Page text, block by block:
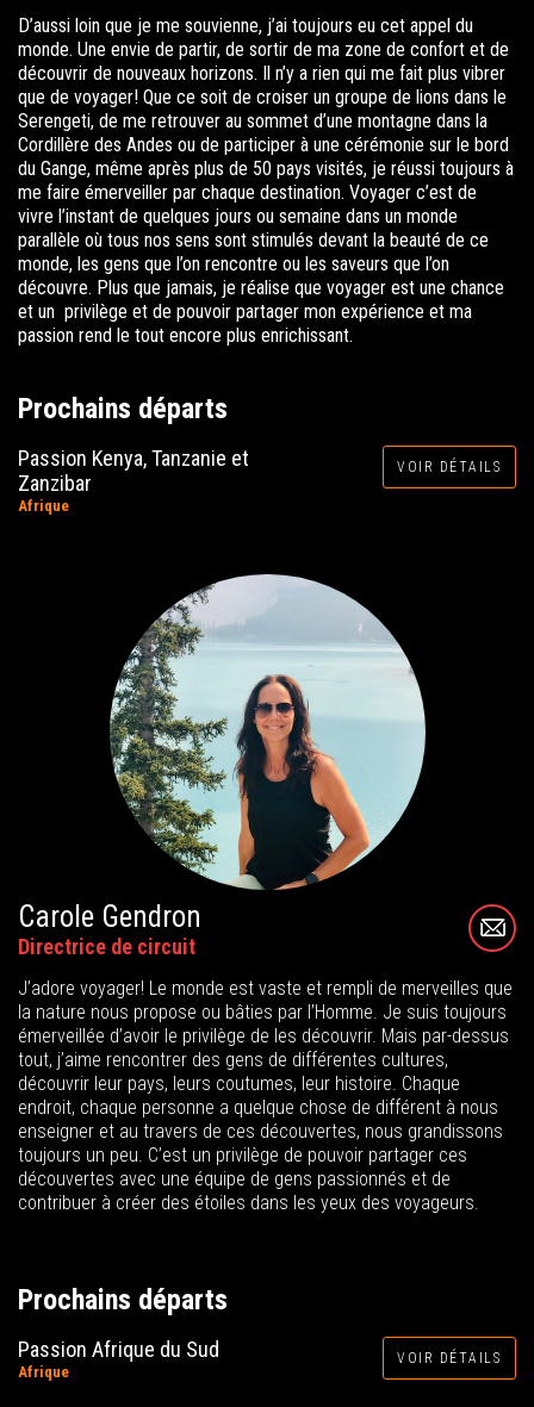
D’aussi loin que je me souvienne, j’ai toujours eu cet appel du
monde. Une envie de partir, de sortir de ma zone de confort et de
découvrir de nouveaux horizons. Il n’y a rien qui me fait plus vibrer
que de voyager! Que ce soit de croiser un groupe de lions dans le
Serengeti, de me retrouver au sommet d’une montagne dans la
Cordillère des Andes ou de participer à une cérémonie sur le bord
du Gange, même après plus de 50 pays visités, je réussi toujours à
me faire émerveiller par chaque destination. Voyager c’est de
vivre l’instant de quelques jours ou semaine dans un monde
parallèle où tous nos sens sont stimulés devant la beauté de ce
monde, les gens que l’on rencontre ou les saveurs que l’on
découvre. Plus que jamais, je réalise que voyager est une chance
et un privilège et de pouvoir partager mon expérience et ma
passion rend le tout encore plus enrichissant.
Prochains départs
Passion Kenya, Tanzanie et
Zanzibar
Afrique
VOIR DÉTAILS
Carole Gendron
Directrice de circuit
J’adore voyager! Le monde est vaste et rempli de merveilles que
la nature nous propose ou bâties par l’Homme. Je suis toujours
émerveillée d’avoir le privilège de les découvrir. Mais par-dessus
tout, j’aime rencontrer des gens de différentes cultures,
découvrir leur pays, leurs coutumes, leur histoire. Chaque
endroit, chaque personne a quelque chose de différent à nous
enseigner et au travers de ces découvertes, nous grandissons
toujours un peu. C’est un privilège de pouvoir partager ces
découvertes avec une équipe de gens passionnés et de
contribuer à créer des étoiles dans les yeux des voyageurs.
Prochains départs
Passion Afrique du Sud
Afrique
VOIR DÉTAILS